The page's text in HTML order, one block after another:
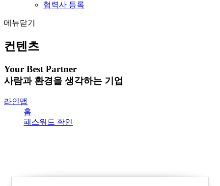
협력사 등록
메뉴닫기
컨텐츠
Your Best Partner
사람과 환경을 생각하는 기업
라인맵
홈
패스워드 확인